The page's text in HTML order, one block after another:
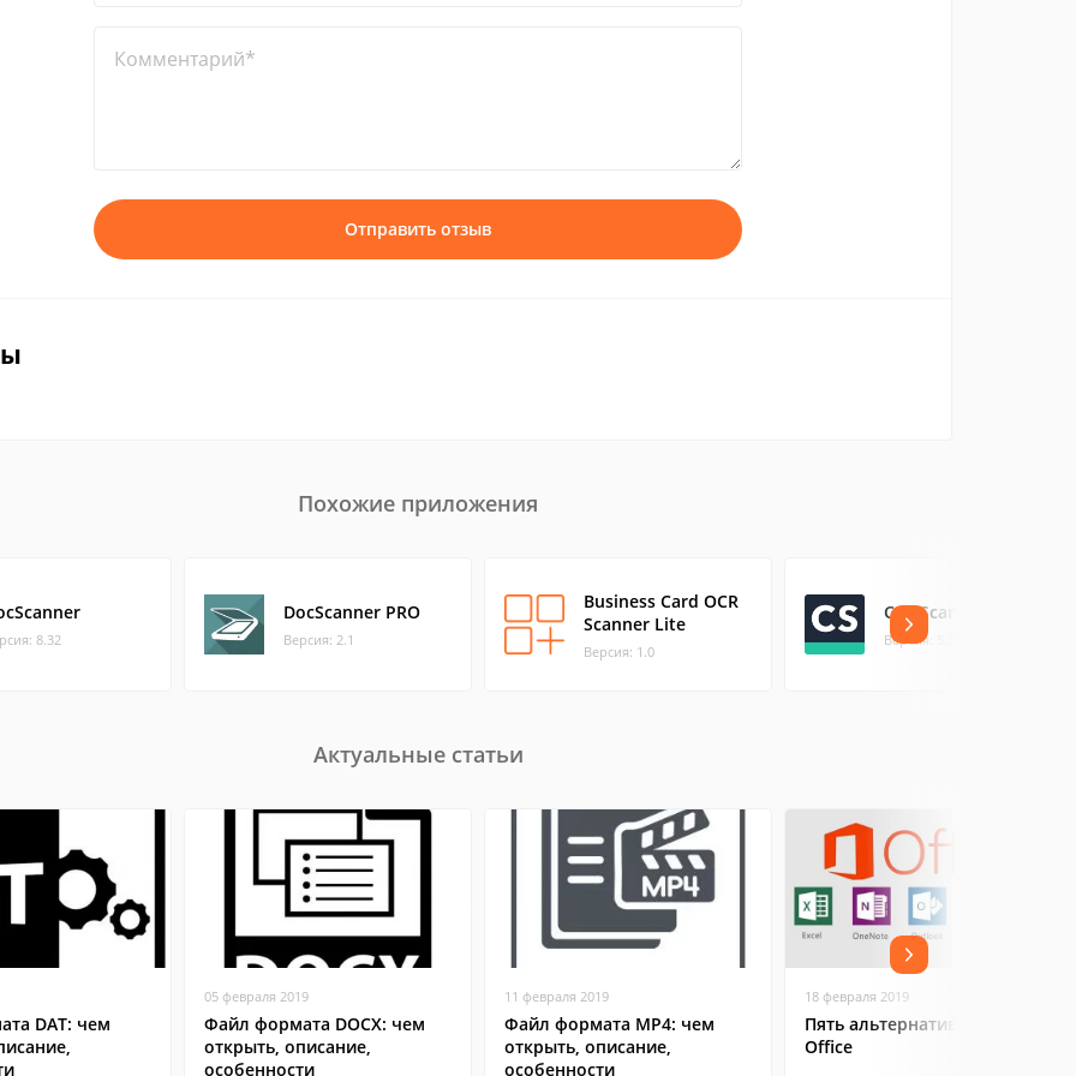
Комментарий*
Отправить отзыв
Похожие приложения
8.32
DocScanner PRO
Версия: 2.1
Business Card OCR
Scanner Lite
Версия: 1.0
CamScanner Free
Версия: 5.53.0
Актуальные статьи
DAT: чем
05 февраля 2019
Файл формата DOCX: чем
открыть, описание,
особенности
11 февраля 2019
Файл формата MP4: чем
открыть, описание,
особенности
18 февраля 2019
Пять альтернатив Microsoft
Office